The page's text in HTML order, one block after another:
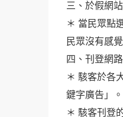
三、於假網
＊ 當民眾點
民眾沒有感
四、刊登網
＊ 駭客於各
鍵字廣告」。
＊ 駭客刊登